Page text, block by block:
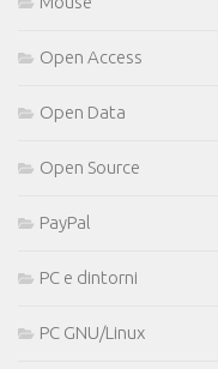
Open Access
Open Data
Open Source
PayPal
PC e dintorni
PC GNU/Linux